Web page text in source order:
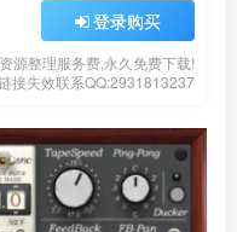
登录购买
源整理服务费,永久免费下载!
接失效联系QQ:2931813237